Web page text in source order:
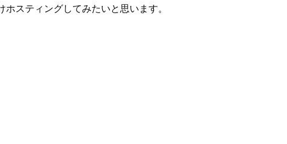
スティングしてみたいと思います。